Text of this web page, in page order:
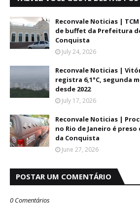
Reconvale Noticias |
de buffet da Prefeitura
Conquista
July 24, 2026
Reconvale Noticias |
registra 6,1°C, segunda
desde 2022
July 17, 2026
Reconvale Noticias |
no Rio de Janeiro é
da Conquista
June 27, 2026
POSTAR UM COMENTÁRIO
0 Comentários